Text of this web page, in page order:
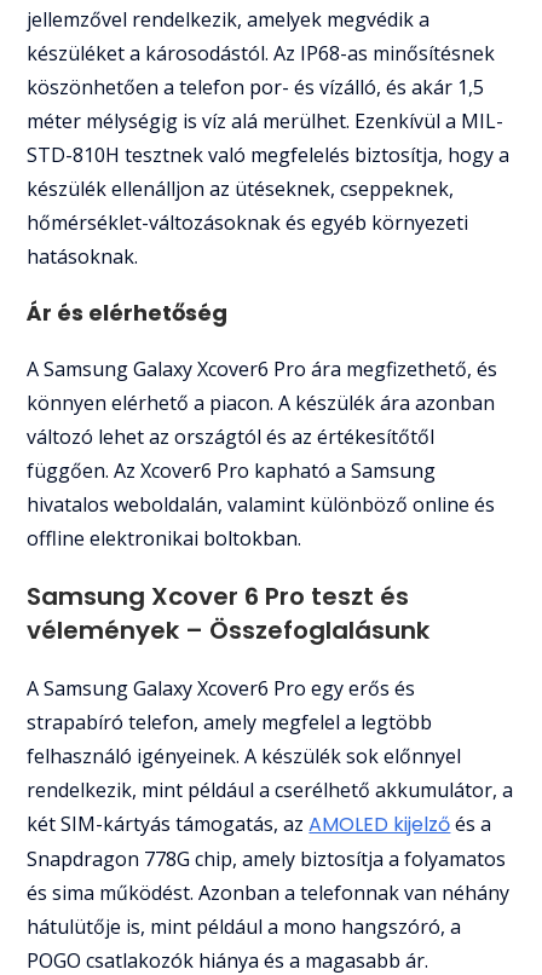
jellemzővel rendelkezik, amelyek megvédik a
készüléket a károsodástól. Az IP68-as minősítésnek
köszönhetően a telefon por- és vízálló, és akár 1,5
méter mélységig is víz alá merülhet. Ezenkívül a MIL-
STD-810H tesztnek való megfelelés biztosítja, hogy a
készülék ellenálljon az ütéseknek, cseppeknek,
hőmérséklet-változásoknak és egyéb környezeti
hatásoknak.
Ár és elérhetőség
A Samsung Galaxy Xcover6 Pro ára megfizethető, és
könnyen elérhető a piacon. A készülék ára azonban
változó lehet az országtól és az értékesítőtől
függően. Az Xcover6 Pro kapható a Samsung
hivatalos weboldalán, valamint különböző online és
offline elektronikai boltokban.
Samsung Xcover 6 Pro teszt és
vélemények – Összefoglalásunk
A Samsung Galaxy Xcover6 Pro egy erős és
strapabíró telefon, amely megfelel a legtöbb
felhasználó igényeinek. A készülék sok előnnyel
rendelkezik, mint például a cserélhető akkumulátor, a
két SIM-kártyás támogatás, azAMOLED kijelzőés a
Snapdragon 778G chip, amely biztosítja a folyamatos
és sima működést. Azonban a telefonnak van néhány
hátulütője is, mint például a mono hangszóró, a
POGO csatlakozók hiánya és a magasabb ár.